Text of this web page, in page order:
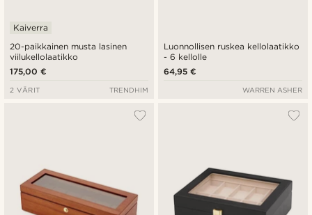
20-paikkainen musta lasinen
viilukellolaatikko
Kaiverra
175,00 €
2 VÄRIT TRENDHIM
Luonnollisen ruskea kellolaatikko
- 6 kellolle
64,95 €
WARREN ASHER